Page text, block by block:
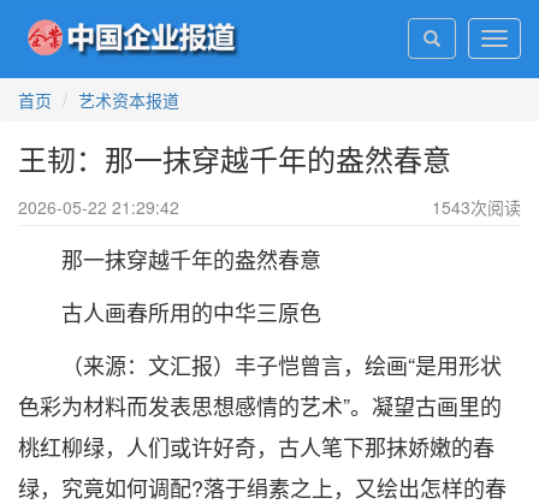
首页
艺术资本报道
王韧：那一抹穿越千年的盎然春意
2026-05-22 21:29:42 1543次阅读
那一抹穿越千年的盎然春意
古人画春所用的中华三原色
（来源：文汇报）丰子恺曾言，绘画“是用形状
色彩为材料而发表思想感情的艺术”。凝望古画里的
桃红柳绿，人们或许好奇，古人笔下那抹娇嫩的春
绿，究竟如何调配?落于绢素之上，又绘出怎样的春